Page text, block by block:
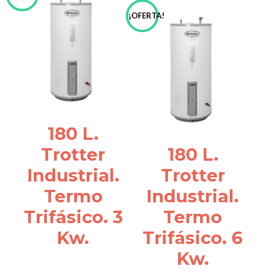
180 L.
Trotter
Industrial.
Termo
Trifásico. 3
Kw.
¡OFERTA!
180 L.
Trotter
Industrial.
Termo
Trifásico. 6
Kw.